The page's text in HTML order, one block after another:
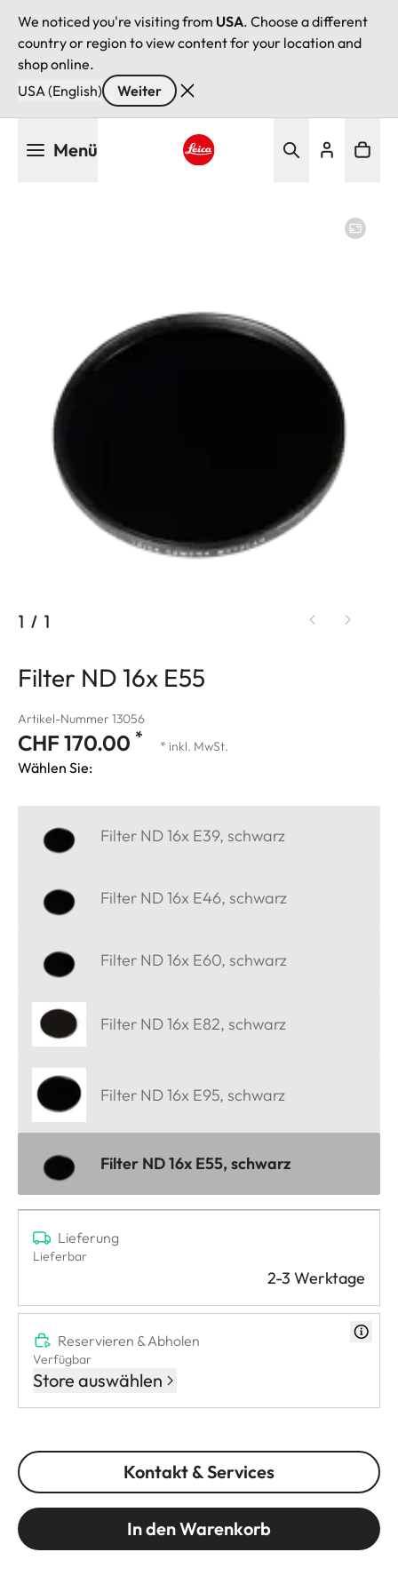
We noticed you're visiting from USA. Choose a different
country or region to view content for your location and
shop online.
USA (English)
Weiter
Menü
1 / 1
Filter ND 16x E55
Artikel-Nummer 13056
CHF 170.00 * * inkl. MwSt.
Wählen Sie:
Filter ND 16x E39, schwarz
Filter ND 16x E46, schwarz
Filter ND 16x E60, schwarz
Filter ND 16x E82, schwarz
Filter ND 16x E95, schwarz
Filter ND 16x E55, schwarz
Lieferung
Lieferbar
2-3 Werktage
Reservieren & Abholen
Verfügbar
Store auswählen
Kontakt & Services
In den Warenkorb